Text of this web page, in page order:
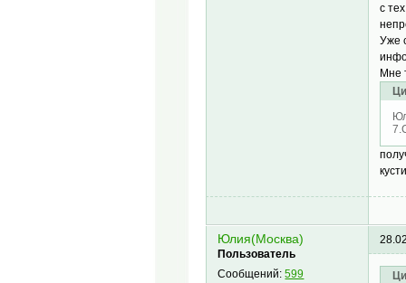
с
Уже
Мне
Юлия(Москва)
Пользователь
Сообщений:599